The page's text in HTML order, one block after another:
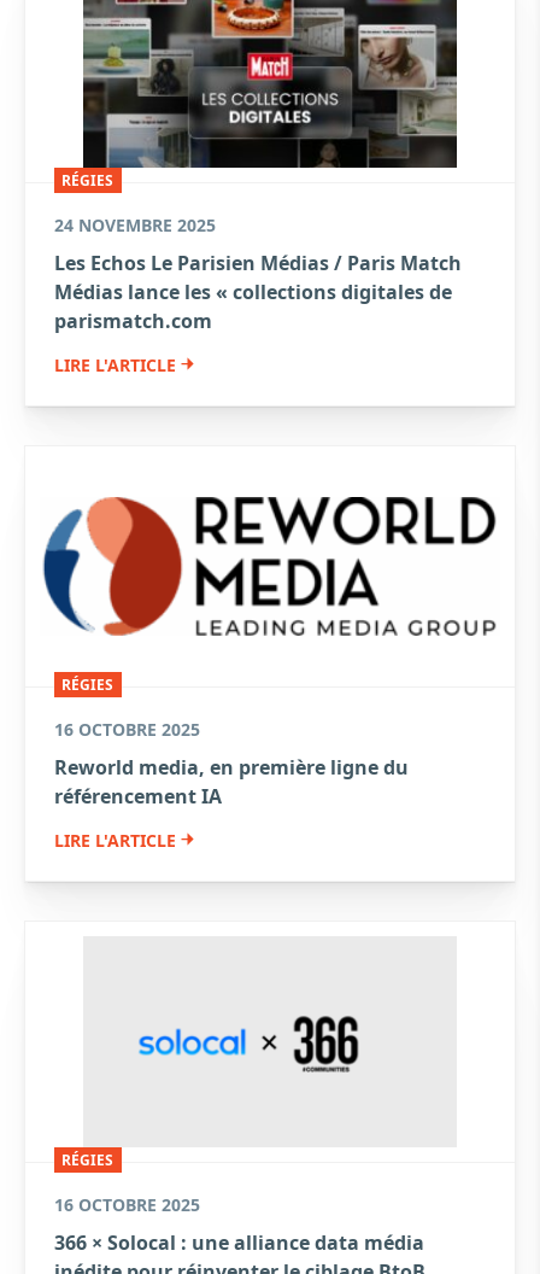
RÉGIES
24 NOVEMBRE 2025
Les Echos Le Parisien Médias / Paris Match
Médias lance les « collections digitales de
parismatch.com
LIRE L'ARTICLE
RÉGIES
16 OCTOBRE 2025
Reworld media, en première ligne du
référencement IA
LIRE L'ARTICLE
RÉGIES
16 OCTOBRE 2025
366 × Solocal : une alliance data média